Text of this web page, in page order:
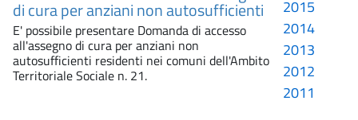
di cura per anziani non autosufficienti
E' possibile presentare Domanda di accesso
all'assegno di cura per anziani non
autosufficienti residenti nei comuni dell'Ambito
Territoriale Sociale n. 21.
2015
2014
2013
2012
2011